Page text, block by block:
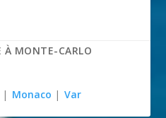
À MONTE-CARLO
| Monaco | Var